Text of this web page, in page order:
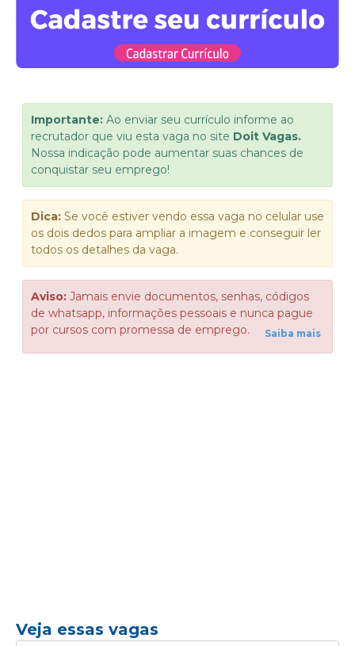
Importante: Ao enviar seu currículo informe ao
recrutador que viu esta vaga no site Doit Vagas.
Nossa indicação pode aumentar suas chances de
conquistar seu emprego!
Dica: Se você estiver vendo essa vaga no celular use
os dois dedos para ampliar a imagem e conseguir ler
todos os detalhes da vaga.
Aviso: Jamais envie documentos, senhas, códigos
de whatsapp, informações pessoais e nunca pague
por cursos com promessa de emprego.
Saiba mais
Veja essas vagas